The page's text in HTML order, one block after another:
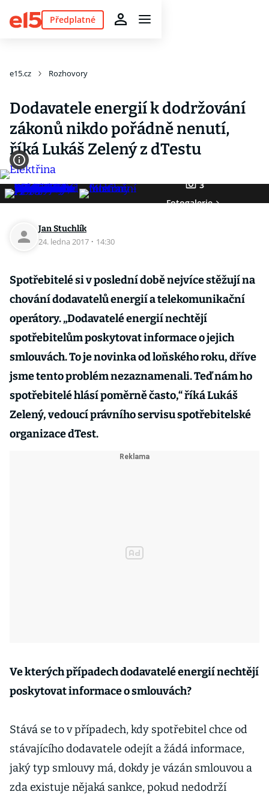
Předplatné
e15.cz Rozhovory
Dodavatele energií k dodržování
zákonů nikdo pořádně nenutí,
říká Lukáš Zelený z dTestu
3
Fotogalerie
Jan Stuchlík
24. ledna 2017 · 14:30
Spotřebitelé si v poslední době nejvíce stěžují na
chování dodavatelů energií a telekomunikační
operátory. „Dodavatelé energií nechtějí
spotřebitelům poskytovat informace o jejich
smlouvách. To je novinka od loňského roku, dříve
jsme tento problém nezaznamenali. Teď nám ho
spotřebitelé hlásí poměrně často,“ říká Lukáš
Zelený, vedoucí právního servisu spotřebitelské
organizace dTest.
Ve kterých případech dodavatelé energií nechtějí
poskytovat informace o smlouvách?
Stává se to v případech, kdy spotřebitel chce od
stávajícího dodavatele odejít a žádá informace,
jaký typ smlouvy má, dokdy je vázán smlouvou a
zda existuje nějaká sankce, pokud nedodrží